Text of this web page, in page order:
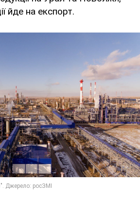
йде на експорт.